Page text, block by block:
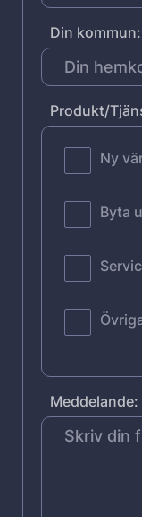
Din kommun:
Produkt/
Ny
Byta
Meddelande: